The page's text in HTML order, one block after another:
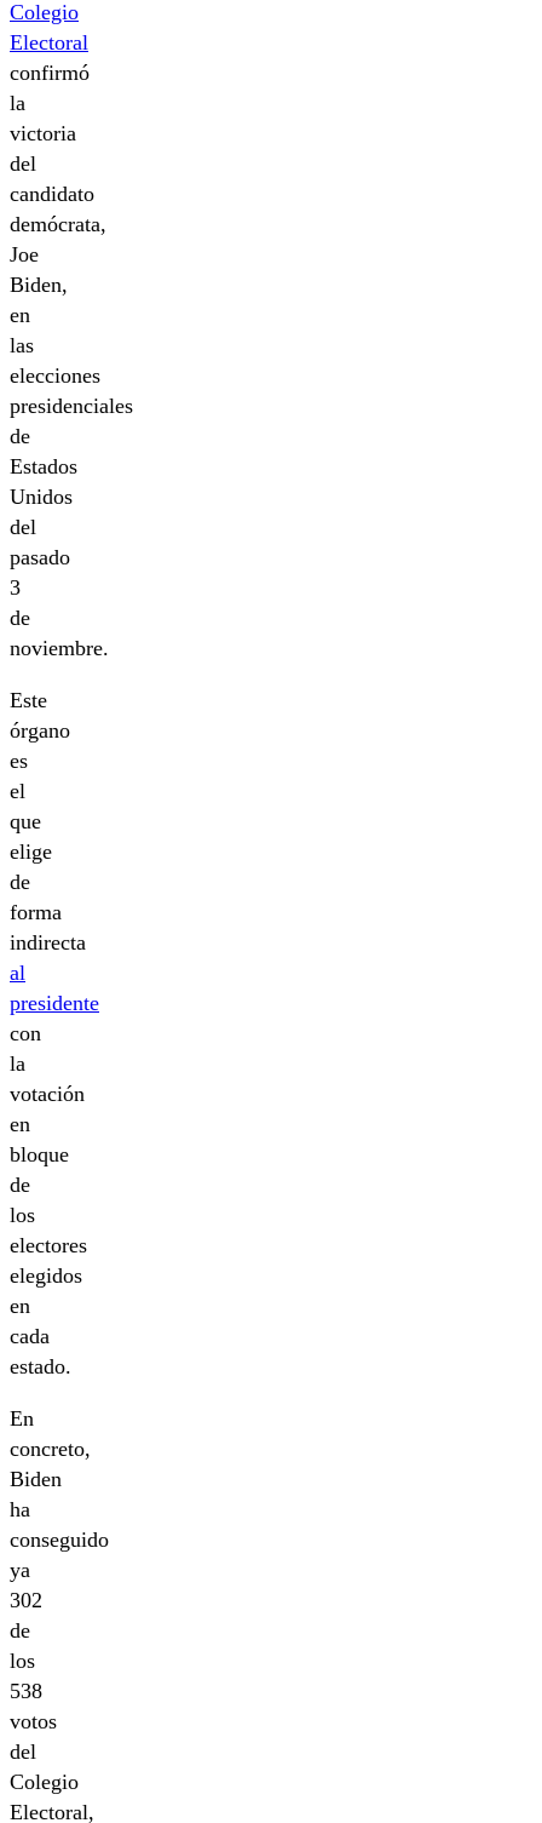
Colegio
Electoral
confirmó
la
victoria
del
candidato
demócrata,
Joe
Biden,
en
las
elecciones
presidenciales
de
Estados
Unidos
del
pasado
3
de
noviembre.
Este
órgano
es
el
que
elige
de
forma
indirecta
al
presidente
con
la
votación
en
bloque
de
los
electores
elegidos
en
cada
estado.
En
concreto,
Biden
ha
conseguido
ya
302
de
los
538
votos
del
Colegio
Electoral,